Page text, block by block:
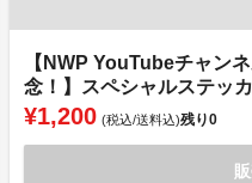
【NWP YouTubeチャン
念！】スペシャルステッ
¥1,200 (税込/送料込)残り0